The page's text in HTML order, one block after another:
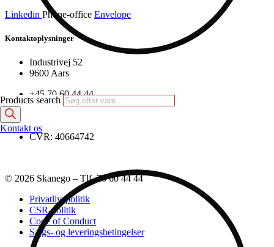
Products search
Kontakt os
Linkedin Phone-office Envelope
Kontaktoplysninger
Industrivej 52
9600 Aars
+45 70 60 44 44
info@skanego.dk
CVR: 40664742
© 2026 Skanego – Tlf. 70 60 44 44
Privatlivspolitik
CSR-politik
Code of Conduct
Salgs- og leveringsbetingelser